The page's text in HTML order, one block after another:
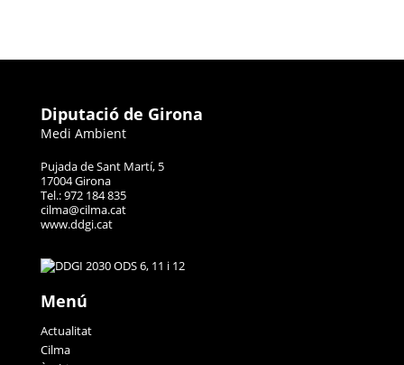
Diputació de Girona
Medi Ambient
Pujada de Sant Martí, 5
17004 Girona
Tel.: 972 184 835
cilma@cilma.cat
www.ddgi.cat
Menú
Actualitat
Cilma